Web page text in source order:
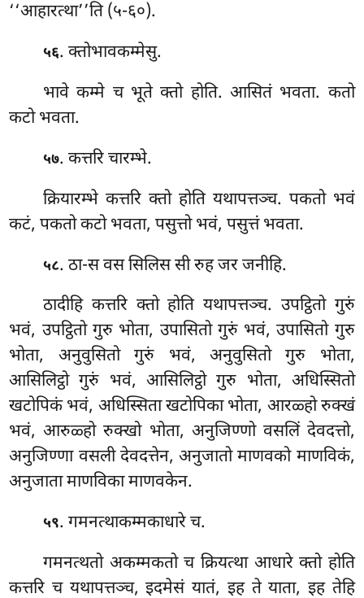
‘‘आहारत्था’’ति (५-६०).
५६. क्तोभावकम्मेसु.
भावे कम्मे च भूते क्तो होति. आसितं भवता. कतो
कटो भवता.
५७. कत्तरि चारम्भे.
क्रियारम्भे कत्तरि क्तो होति यथापत्तञ्च. पकतो भवं
कटं, पकतो कटो भवता, पसुत्तो भवं, पसुत्तं भवता.
५८. ठा-स वस सिलिस सी रुह जर जनीहि.
ठादीहि कत्तरि क्तो होति यथापत्तञ्च. उपट्ठितो गुरुं
भवं, उपट्ठितो गुरु भोता, उपासितो गुरुं भवं, उपासितो गुरु
भोता, अनुवुसितो गुरुं भवं, अनुवुसितो गुरु भोता,
आसिलिट्ठो गुरुं भवं, आसिलिट्ठो गुरु भोता, अधिस्सितो
खटोपिकं भवं, अधिस्सिता खटोपिका भोता, आरळ्हो रुक्खं
भवं, आरुळ्हो रुक्खो भोता, अनुजिण्णो वसलिं देवदत्तो,
अनुजिण्णा वसली देवदत्तेन, अनुजातो माणवको माणविकं,
अनुजाता माणविका माणवकेन.
५९. गमनत्थाकम्मकाधारे च.
गमनत्थतो अकम्मकतो च क्रियत्था आधारे क्तो होति
कत्तरि च यथापत्तञ्च, इदमेसं यातं, इह ते याता, इह तेहि